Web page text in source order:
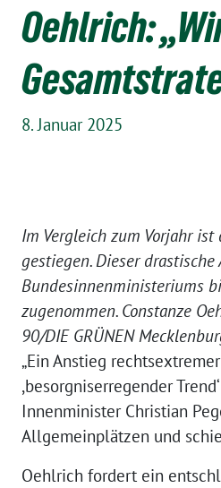
Oehlrich:
8. Januar 2025
Im Vergleich zum Vorjahr
gestiegen. Dieser
Bundesinnenministeriums
zugenommen. Constanze
90/DIE GRÜNEN
„Ein Anstieg
,besorgniserregender
Innenminister Christian
Allgemeinplätzen und
Oehlrich fordert ein